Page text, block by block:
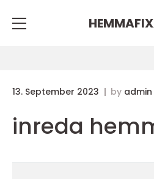
13. September 2023 by admin
inreda